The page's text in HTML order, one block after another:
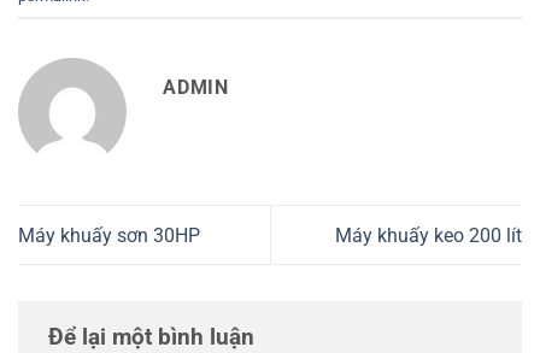
ADMIN
Máy khuấy sơn 30HP Máy khuấy keo 200 lít
Để lại một bình luận